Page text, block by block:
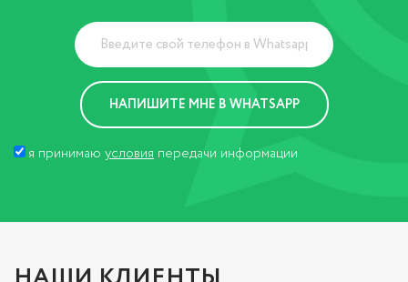
я принимаю условия передачи информации